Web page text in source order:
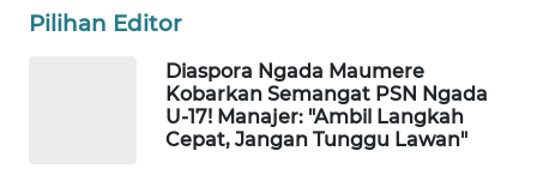
Pilihan Editor
Diaspora Ngada Maumere
Kobarkan Semangat PSN Ngada
U-17! Manajer: "Ambil Langkah
Cepat, Jangan Tunggu Lawan"
SPORT